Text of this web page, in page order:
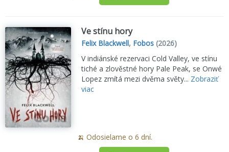
Ve stínu hory
Felix Blackwell, Fobos (2026)
V indiánské rezervaci Cold Valley, ve stínu
tiché a zlověstné hory Pale Peak, se Onwé
Lopez zmítá mezi dvěma světy... Zobraziť
viac
🍌 Odosielame o 6 dní.